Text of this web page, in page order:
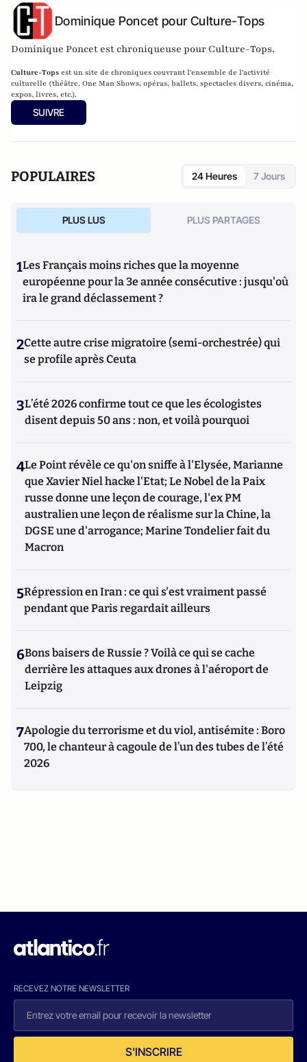
Dominique Poncet pour Culture-Tops
Dominique Poncet est chroniqueuse pour Culture-Tops.
Culture-Tops est un site de chroniques couvrant l'ensemble de l'activité
culturelle (théâtre, One Man Shows, opéras, ballets, spectacles divers, cinéma,
expos, livres, etc.).
SUIVRE
POPULAIRES 24 Heures 7 Jours
PLUS LUS PLUS PARTAGES
1Les Français moins riches que la moyenne
européenne pour la 3e année consécutive : jusqu'où
ira le grand déclassement ?
2Cette autre crise migratoire (semi-orchestrée) qui
se profile après Ceuta
3L’été 2026 confirme tout ce que les écologistes
disent depuis 50 ans : non, et voilà pourquoi
4Le Point révèle ce qu'on sniffe à l'Elysée, Marianne
que Xavier Niel hacke l'Etat; Le Nobel de la Paix
russe donne une leçon de courage, l'ex PM
australien une leçon de réalisme sur la Chine, la
DGSE une d'arrogance; Marine Tondelier fait du
Macron
5Répression en Iran : ce qui s'est vraiment passé
pendant que Paris regardait ailleurs
6Bons baisers de Russie ? Voilà ce qui se cache
derrière les attaques aux drones à l'aéroport de
Leipzig
7Apologie du terrorisme et du viol, antisémite : Boro
700, le chanteur à cagoule de l’un des tubes de l’été
2026
RECEVEZ NOTRE NEWSLETTER
S'INSCRIRE